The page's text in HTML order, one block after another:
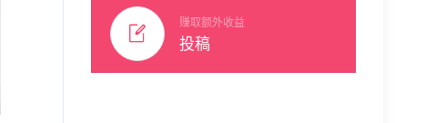
HP OMEN 15-EN TPN-Q2
HP Omen 15-dh0010nt F
PC54 LA-H482P REV 1.0
记
赚取额外收益
投稿